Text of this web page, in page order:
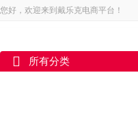
您好，欢迎来到戴乐克电商平台！
所有分类